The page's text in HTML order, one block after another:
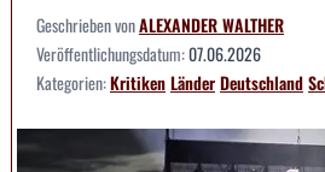
Geschrieben vonALEXANDER WALTHER
Veröffentlichungsdatum:07.06.2026
Kategorien:KritikenLänderDeutschland